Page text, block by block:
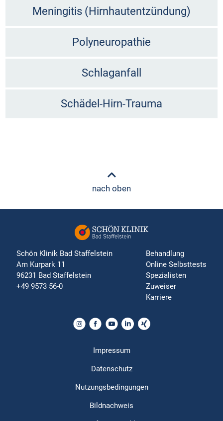
Meningitis (Hirnhautentzündung)
Polyneuropathie
Schlaganfall
Schädel-Hirn-Trauma
nach oben
Schön Klinik Bad Staffelstein
Am Kurpark 11
96231 Bad Staffelstein
+49 9573 56-0
Behandlung
Online Selbsttests
Spezialisten
Zuweiser
Karriere
Impressum
Datenschutz
Nutzungsbedingungen
Bildnachweis